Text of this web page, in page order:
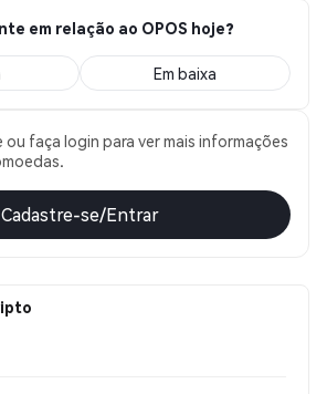
em relação ao OPOS hoje?
Em baixa
faça login para ver mais informações
Cadastre-se/Entrar